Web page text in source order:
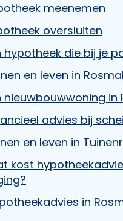
meenemen
oversluiten
hypotheek die bij je
en leven in
nieuwbouwwoning in
advies bij
en leven in
kost
in